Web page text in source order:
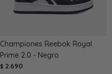
Championes Reebok Royal
Prime 2.0 - Negro
$ 2.690